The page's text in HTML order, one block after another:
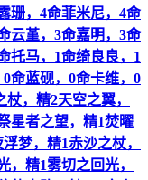
珊，4命菲米尼，4命
云堇，3命嘉明，3命
托马，1命绮良良，1
命蓝砚，0命卡维，0
，精2天空之翼，
星者之望，精1焚曜
梦，精1赤沙之杖，
，精1雾切之回光，